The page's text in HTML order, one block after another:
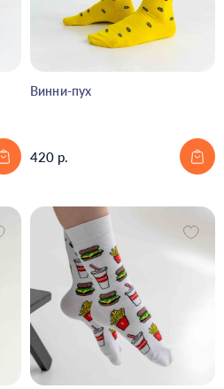
Винни-пух
420 р.